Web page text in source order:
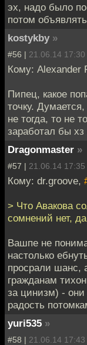
эх, надо было
потом
kostykby »
#56 | 21.06.14 17:30
Кому: Alexander
Пипец, какое
точку.
не тогда, то не
заработал бы хз
Dragonmaster »
#57 | 21.06.14 17:35
Кому: dr.groove,
> Что Авакова
сомнений нет,
Вашпе не
настолько
просрали шанс,
гражданам
за цинизм) - они
радость
yuri535 »
#58 | 21.06.14 17:43